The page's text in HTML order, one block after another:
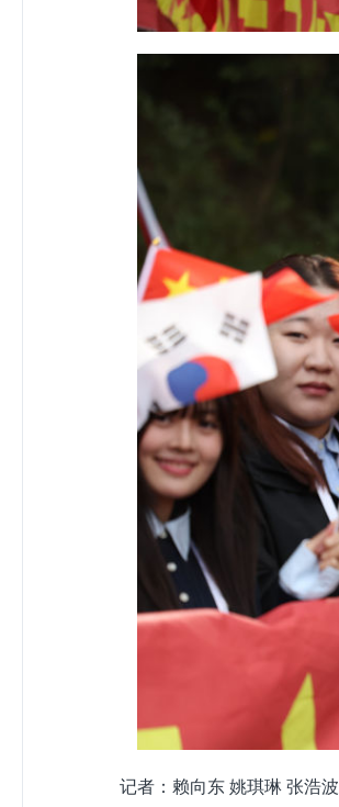
记者：赖向东 姚琪琳 张浩波